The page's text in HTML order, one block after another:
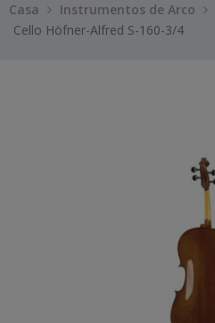
Casa Instrumentos de Arco
Cello Höfner-Alfred S-160-3/4